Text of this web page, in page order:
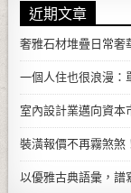
近期文章
奢雅石材堆疊日常奢
一個人住也很浪漫：
室內設計業邁向資本
裝潢報價不再霧煞煞
以優雅古典語彙，譜